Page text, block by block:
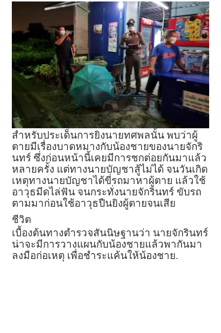
สำหรับประเด็นการยิงนายทศพลนั้น พบว่าผู้
ตายมีเรื่องบาดหมางกับน้องชายของนายจักริ
นทร์ ซึ่งก่อนหน้านี้เคยมีการชกต่อยกันมาแล้ว
หลายครั้ง แต่ทางนายบัญชาสู้ไม่ได้ จนวันเกิด
เหตุทางนายบัญชาได้ขี่รถมาหาผู้ตาย แล้วใช้
อาวุธมีดไล่ฟัน จนกระทั่งนายจักรินทร์ ขับรถ
ตามมาก่อนใช้อาวุธปืนยิงผู้ตายจนเสีย
ชีวิต
เบื้องต้นทางตำรวจสันนิษฐานว่า นายจักรินทร์
น่าจะมีการวางแผนกับน้องชายแล้วพากันมา
ลงมือก่อเหตุ เพื่อชำระแค้นให้น้องชาย.